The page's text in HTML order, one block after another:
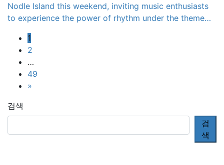
Nodle Island this weekend, inviting music enthusiasts
to experience the power of rhythm under the theme
launched in 1999, has become one of Seoul’s signature
[…]
글
페
이
지
매
김
Page
1
Page
2
…
Page
49
»
검색
검
색